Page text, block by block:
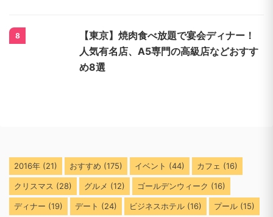
8
【東京】焼肉食べ放題で宴会ディナー！
人気有名店、A5専門の高級店などおすす
め8選
2016年 (21) おすすめ (175) イベント (44) カフェ (16)
クリスマス (28) グルメ (12) ゴールデンウィーク (16)
ディナー (19) デート (24) ビジネスホテル (16) プール (15)